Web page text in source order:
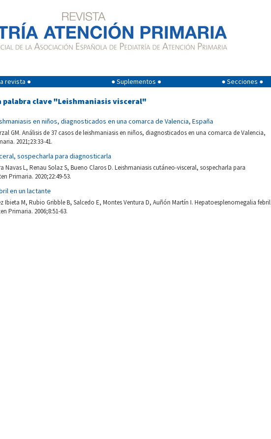
revista ● ● Suplementos ● ● Secciones ●
clave "Leishmaniasis visceral"
en niños, diagnosticados en una comarca de Valencia, España
GM. Análisis de 37 casos de leishmaniasis en niños, diagnosticados en una comarca de Valencia,
2021;23:33-41.
sospecharla para diagnosticarla
Navas L, Renau Solaz S, Bueno Claros D. Leishmaniasis cutáneo-visceral, sospecharla para
Primaria. 2020;22:49-53.
en un lactante
Ibieta M, Rubio Gribble B, Salcedo E, Montes Ventura D, Auñón Martín I. Hepatoesplenomegalia febril
Primaria. 2006;8:51-63.